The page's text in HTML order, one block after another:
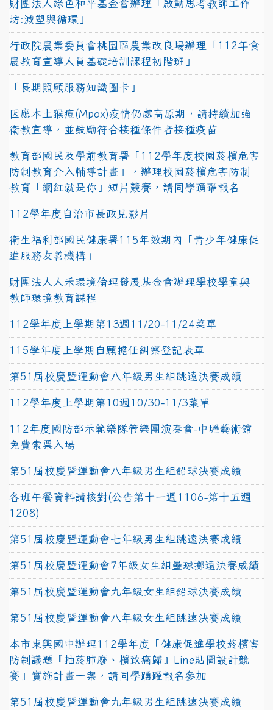
財團法人綠色和平基金會辦理「啟動思考教師工作
坊:減塑與循環」
行政院農業委員會桃園區農業改良場辦理「112年食
農教育宣導人員基礎培訓課程初階班」
「長期照顧服務知識圖卡」
因應本土猴痘(Mpox)疫情仍處高原期，請持續加強
衛教宣導，並鼓勵符合接種條件者接種疫苗
教育部國民及學前教育署「112學年度校園菸檳危害
防制教育介入輔導計畫」，辦理校園菸檳危害防制
教育「網紅就是你」短片競賽，請同學踴躍報名
112學年度自治市長政見影片
衛生福利部國民健康署115年效期內「青少年健康促
進服務友善機構」
財團法人人禾環境倫理發展基金會辦理學校學童與
教師環境教育課程
112學年度上學期第13週11/20-11/24菜單
115學年度上學期自願擔任糾察登記表單
第51屆校慶暨運動會八年級男生組跳遠決賽成績
112學年度上學期第10週10/30-11/3菜單
112年度國防部示範樂隊管樂團演奏會-中壢藝術館
免費索票入場
第51屆校慶暨運動會八年級男生組鉛球決賽成績
各班午餐資料請核對(公告第十一週1106-第十五週
1208)
第51屆校慶暨運動會七年級男生組跳遠決賽成績
第51屆校慶暨運動會7年級女生組壘球擲遠決賽成績
第51屆校慶暨運動會九年級女生組鉛球決賽成績
第51屆校慶暨運動會八年級女生組跳遠決賽成績
本市東興國中辦理112學年度「健康促進學校菸檳害
防制議題『抽菸肺廢、檳致癌歸』Line貼圖設計競
賽」實施計畫一案，請同學踴躍報名參加
第51屆校慶暨運動會九年級男生組跳遠決賽成績